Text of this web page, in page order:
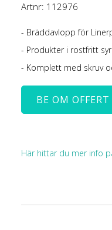
Artnr: 112976
- Bräddavlopp för
- Produkter i rostfritt
- Komplett med skruv
BE OM OFFERT
Här hittar du mer info